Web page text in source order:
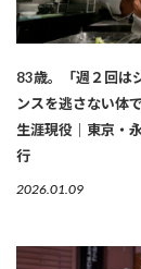
83歳。「週２回は
ンスを逃さない体
生涯現役｜東京・
行
2026.01.09